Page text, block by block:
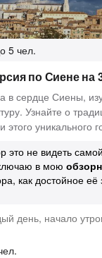
5 чел.
по Сиене на
в сердце Сиены,
Узнайте о
уникального
это не видеть
в мою
как достойное её
день, начало